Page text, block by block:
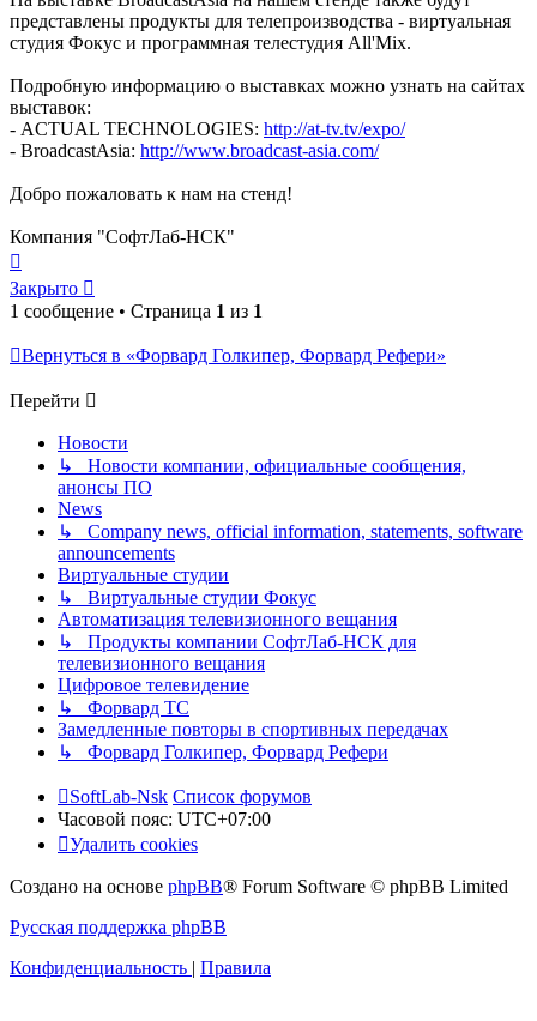
представлены продукты для телепроизводства - виртуальная
студия Фокус и программная телестудия All'Mix.
Подробную информацию о выставках можно узнать на сайтах
выставок:
- ACTUAL TECHNOLOGIES: http://at-tv.tv/expo/
- BroadcastAsia: http://www.broadcast-asia.com/
Добро пожаловать к нам на стенд!
Компания "СофтЛаб-НСК"
началу
Закрыто
1 сообщение • Страница 1 из 1
Вернуться в «Форвард Голкипер, Форвард Рефери»
Перейти
Новости
↳ Новости компании, официальные сообщения,
анонсы ПО
News
↳ Company news, official information, statements, software
announcements
Виртуальные студии
↳ Виртуальные студии Фокус
Автоматизация телевизионного вещания
↳ Продукты компании СофтЛаб-НСК для
телевизионного вещания
Цифровое телевидение
↳ Форвард ТС
Замедленные повторы в спортивных передачах
↳ Форвард Голкипер, Форвард Рефери
SoftLab-Nsk Список форумов
Часовой пояс: UTC+07:00
Удалить cookies
Создано на основе phpBB® Forum Software © phpBB Limited
Русская поддержка phpBB
Конфиденциальность | Правила